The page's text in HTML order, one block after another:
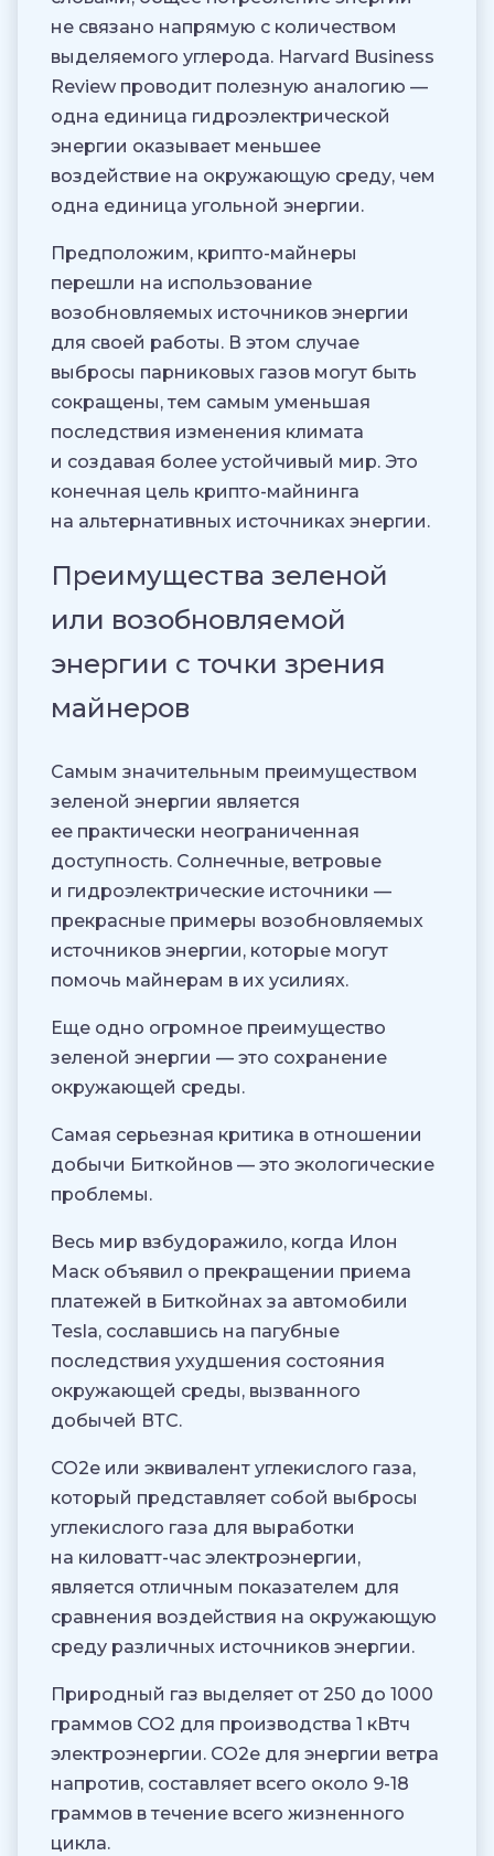
не связано напрямую с количеством
выделяемого углерода. Harvard Business
Review проводит полезную аналогию —
одна единица гидроэлектрической
энергии оказывает меньшее
воздействие на окружающую среду, чем
одна единица угольной энергии.
Предположим, крипто-майнеры
перешли на использование
возобновляемых источников энергии
для своей работы. В этом случае
выбросы парниковых газов могут быть
сокращены, тем самым уменьшая
последствия изменения климата
и создавая более устойчивый мир. Это
конечная цель крипто-майнинга
на альтернативных источниках энергии.
Преимущества зеленой
или возобновляемой
энергии с точки зрения
майнеров
Самым значительным преимуществом
зеленой энергии является
ее практически неограниченная
доступность. Солнечные, ветровые
и гидроэлектрические источники —
прекрасные примеры возобновляемых
источников энергии, которые могут
помочь майнерам в их усилиях.
Еще одно огромное преимущество
зеленой энергии — это сохранение
окружающей среды.
Самая серьезная критика в отношении
добычи Биткойнов — это экологические
проблемы.
Весь мир взбудоражило, когда Илон
Маск объявил о прекращении приема
платежей в Биткойнах за автомобили
Tesla, сославшись на пагубные
последствия ухудшения состояния
окружающей среды, вызванного
добычей ВТС.
CO2e или эквивалент углекислого газа,
который представляет собой выбросы
углекислого газа для выработки
на киловатт-час электроэнергии,
является отличным показателем для
сравнения воздействия на окружающую
среду различных источников энергии.
Природный газ выделяет от 250 до 1000
граммов CO2 для производства 1 кВтч
электроэнергии. CO2e для энергии ветра
напротив, составляет всего около 9-18
граммов в течение всего жизненного
цикла.